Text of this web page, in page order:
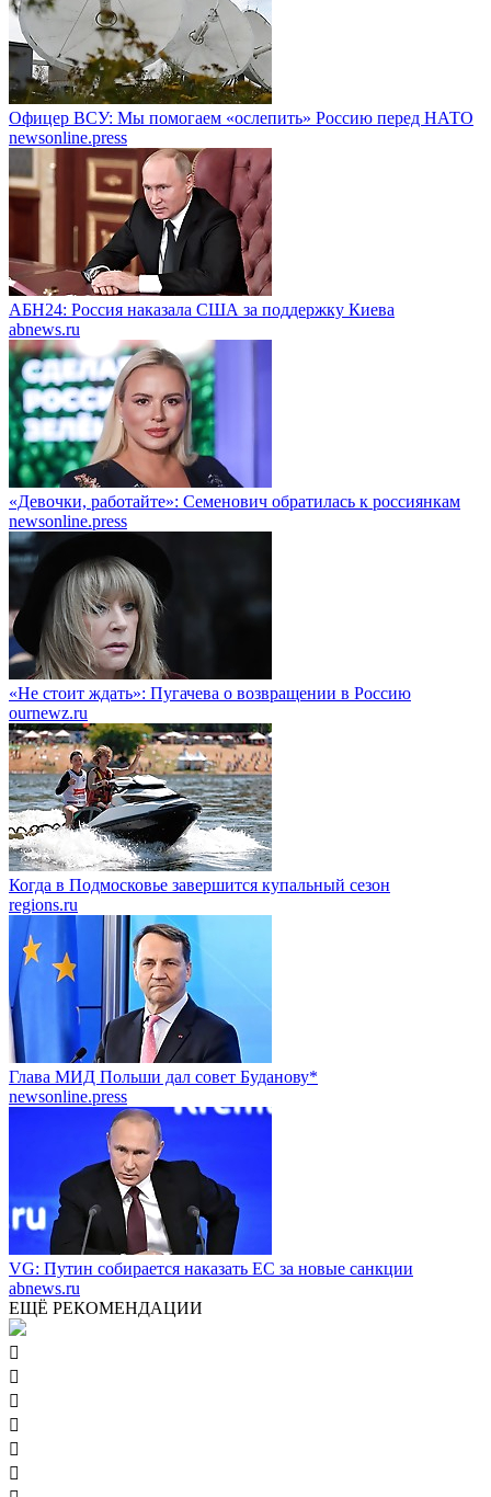
Офицер ВСУ: Мы помогаем «ослепить» Россию перед НАТО
newsonline.press
АБН24: Россия наказала США за поддержку Киева
abnews.ru
«Девочки, работайте»: Семенович обратилась к россиянкам
newsonline.press
«Не стоит ждать»: Пугачева о возвращении в Россию
ournewz.ru
Когда в Подмосковье завершится купальный сезон
regions.ru
Глава МИД Польши дал совет Буданову*
newsonline.press
VG: Путин собирается наказать EC за новые санкции
abnews.ru
ЕЩЁ РЕКОМЕНДАЦИИ





